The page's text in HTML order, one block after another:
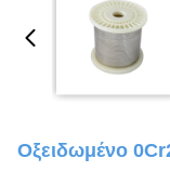
Οξειδωμένο